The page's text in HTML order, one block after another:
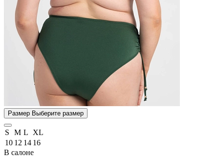
Размер Выберите размер
S M L
XL
10 12 14 16
В салоне